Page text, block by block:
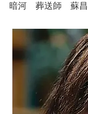
暗河 葬送師 蘇